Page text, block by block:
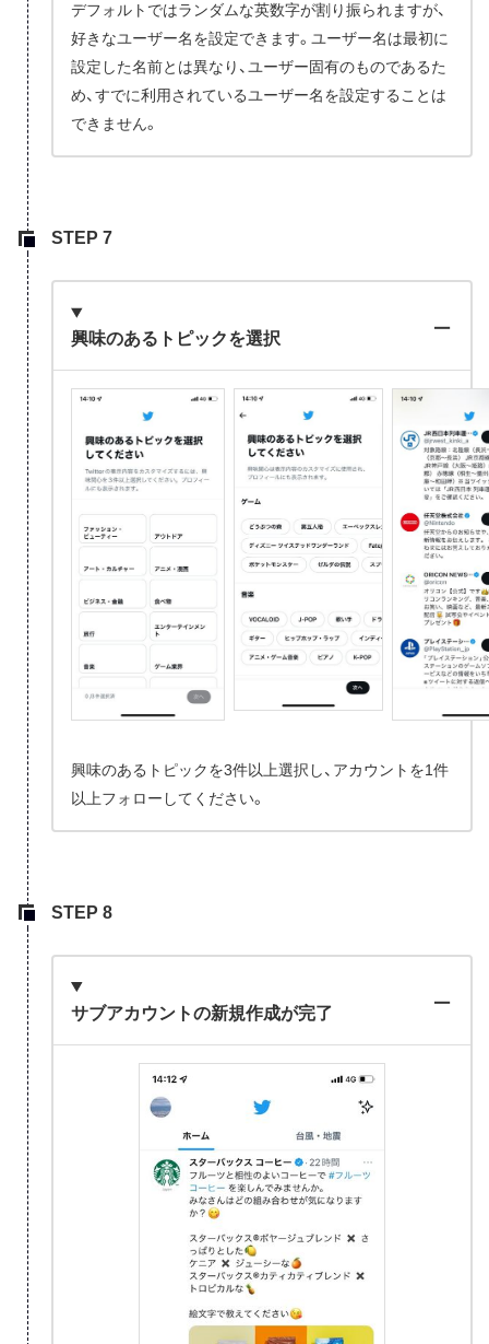
デフォルトではランダムな英数字が割り振られますが、
好きなユーザー名を設定できます。ユーザー名は最初に
設定した名前とは異なり、ユーザー固有のものであるた
め、すでに利用されているユーザー名を設定することは
できません。
興味のあるトピックを選択
興味のあるトピックを3件以上選択し、アカウントを1件
以上フォローしてください。
サブアカウントの新規作成が完了